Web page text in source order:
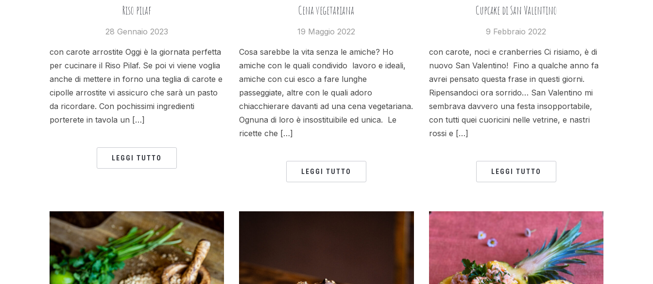
Riso pilaf
28 Gennaio 2023
con carote arrostite Oggi è la giornata perfetta
per cucinare il Riso Pilaf. Se poi vi viene voglia
anche di mettere in forno una teglia di carote e
cipolle arrostite vi assicuro che sarà un pasto
da ricordare. Con pochissimi ingredienti
porterete in tavola un […]
LEGGI TUTTO
Cena vegetariana
19 Maggio 2022
Cosa sarebbe la vita senza le amiche? Ho
amiche con le quali condivido lavoro e ideali,
amiche con cui esco a fare lunghe
passeggiate, altre con le quali adoro
chiacchierare davanti ad una cena vegetariana.
Ognuna di loro è insostituibile ed unica. Le
ricette che […]
LEGGI TUTTO
Cupcake di San Valentino
9 Febbraio 2022
con carote, noci e cranberries Ci risiamo, è di
nuovo San Valentino! Fino a qualche anno fa
avrei pensato questa frase in questi giorni.
Ripensandoci ora sorrido… San Valentino mi
sembrava davvero una festa insopportabile,
con tutti quei cuoricini nelle vetrine, e nastri
rossi e […]
LEGGI TUTTO